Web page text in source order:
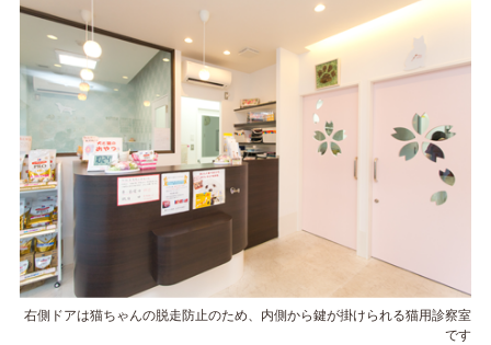
右側ドアは猫ちゃんの脱走防止のため、内側から鍵が掛けられる猫用診察室
です